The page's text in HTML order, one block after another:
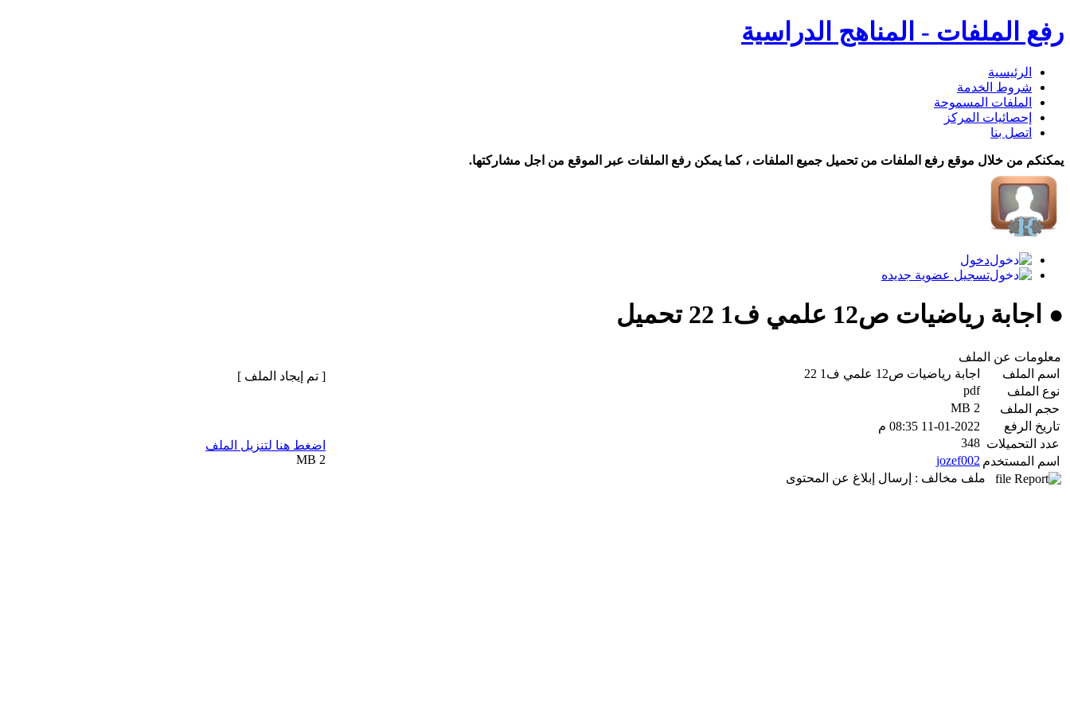
رفع الملفات - المناهج الدراسية
الرئيسية
شروط الخدمة
الملفات المسموحة
إحصائيات المركز
اتصل بنا
يمكنكم من خلال موقع رفع الملفات من تحميل جميع الملفات ، كما يمكن رفع الملفات عبر الموقع من اجل مشاركتها.
دخول
تسجيل عضوية جديده
● اجابة رياضيات ص12 علمي ف1 22 تحميل
معلومات عن الملف
اسم الملف
اجابة رياضيات ص12 علمي ف1 22
نوع الملف
pdf
حجم الملف
2 MB
تاريخ الرفع
11-01-2022 08:35 م
عدد التحميلات 348
اسم المستخدم jozef002
ملف مخالف : إرسال إبلاغ عن المحتوى
[ تم إيجاد الملف ]
اضغط هنا لتنزيل الملف
2 MB